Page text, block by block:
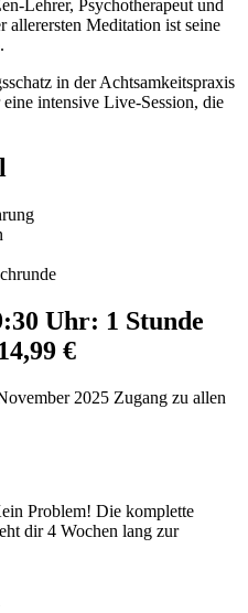
Lehrer, Psychotherapeut und
Meditation ist seine
in der Achtsamkeitspraxis
intensive Live-Session, die
Uhr: 1 Stunde
€
2025 Zugang zu allen
Problem! Die komplette
dir 4 Wochen lang zur